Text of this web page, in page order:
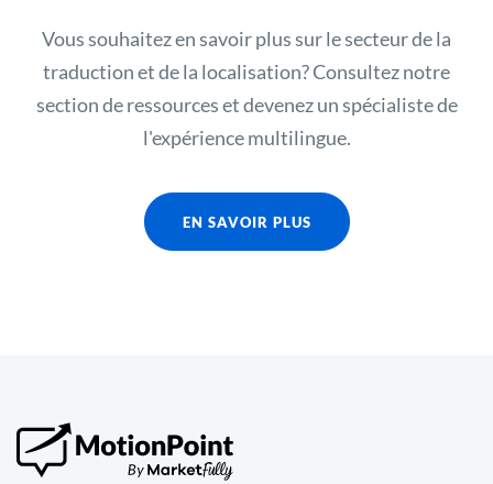
Vous souhaitez en savoir plus sur le secteur de la
traduction et de la localisation? Consultez notre
section de ressources et devenez un spécialiste de
l'expérience multilingue.​​​​​​​
EN SAVOIR PLUS